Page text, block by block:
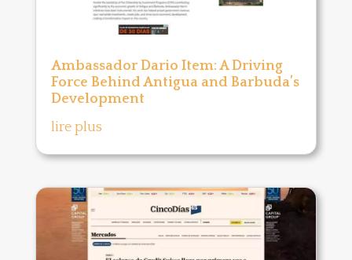
Ambassador Dario Item: A Driving
Force Behind Antigua and Barbuda’s
Development
lire plus